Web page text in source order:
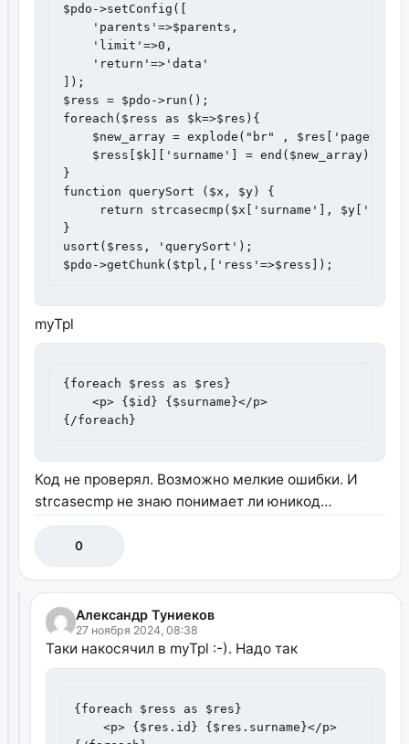
$pdo->setConfig([
    'parents'=>$parents,
    'limit'=>0,
    'return'=>'data'
]);
$ress = $pdo->run();
foreach($ress as $k=>$res){
$new_array = explode("br" ,
    $ress[$k]['surname'] = end($new_array);
}
function querySort ($x, $y) {
return strcasecmp($x['surname'],
}
usort($ress, 'querySort');
$pdo->getChunk($tpl,['ress'=>$ress]);
myTpl
{foreach $ress as $res}
    <p> {$id} {$surname}</p>
{/foreach}
Код не проверял. Возможно мелкие ошибки. И
strcasecmp не знаю понимает ли юникод…
0
Александр Туниеков
27 ноября 2024, 08:38
Таки накосячил в myTpl :-). Надо так
{foreach $ress as $res}
    <p> {$res.id} {$res.surname}</p>